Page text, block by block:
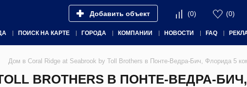
Добавить объект (0) (0)
ПОИСК НА КАРТЕ ГОРОДА КОМПАНИИ НОВОСТИ FAQ
Дом в Coral Ridge at Seabrook by Toll Brothers в Понте-Ведра-Бич, Флорида 5
BROTHERS В ПОНТЕ-ВЕДРА-